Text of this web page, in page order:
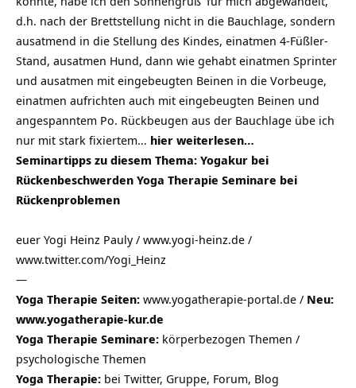
d.h. nach der Brettstellung nicht in die Bauchlage, sondern
ausatmend in die Stellung des Kindes, einatmen 4-Füßler-
Stand, ausatmen Hund, dann wie gehabt einatmen Sprinter
und ausatmen mit eingebeugten Beinen in die Vorbeuge,
einatmen aufrichten auch mit eingebeugten Beinen und
angespanntem Po. Rückbeugen aus der Bauchlage übe ich
nur mit stark fixiertem… hier weiterlesen…
Seminartipps zu diesem Thema: Yogakur bei
Rückenbeschwerden Yoga Therapie Seminare bei
Rückenproblemen
euer Yogi Heinz Pauly / www.yogi-heinz.de /
www.twitter.com/Yogi_Heinz
—
Yoga Therapie Seiten: www.yogatherapie-portal.de / Neu:
www.yogatherapie-kur.de
Yoga Therapie Seminare: körperbezogen Themen /
psychologische Themen
Yoga Therapie: bei Twitter, Gruppe, Forum, Blog